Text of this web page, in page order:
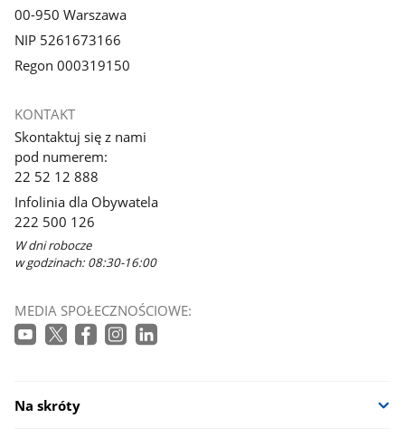
00-950 Warszawa
NIP 5261673166
Regon 000319150
KONTAKT
Skontaktuj się z nami
pod numerem:
22 52 12 888
Infolinia dla Obywatela
222 500 126
W dni robocze
w godzinach: 08:30-16:00
MEDIA SPOŁECZNOŚCIOWE:
Na skróty